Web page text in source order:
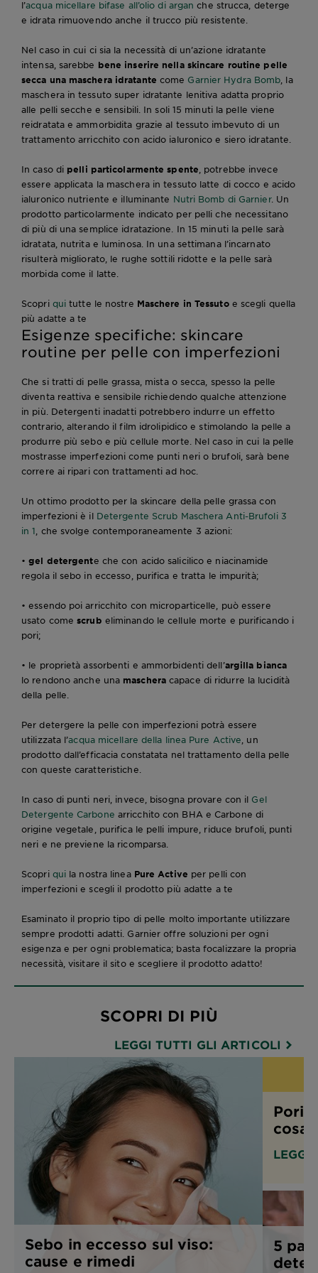
l’acqua micellare bifase all’olio di argan che strucca, deterge
e idrata rimuovendo anche il trucco più resistente.
Nel caso in cui ci sia la necessità di un’azione idratante
intensa, sarebbe bene inserire nella skincare routine pelle
secca una maschera idratante come Garnier Hydra Bomb , la
maschera in tessuto super idratante lenitiva adatta proprio
alle pelli secche e sensibili. In soli 15 minuti la pelle viene
reidratata e ammorbidita grazie al tessuto imbevuto di un
trattamento arricchito con acido ialuronico e siero idratante.
In caso di pelli particolarmente spente , potrebbe invece
essere applicata la maschera in tessuto latte di cocco e acido
ialuronico nutriente e illuminante Nutri Bomb di Garnier. Un
prodotto particolarmente indicato per pelli che necessitano
di più di una semplice idratazione. In 15 minuti la pelle sarà
idratata, nutrita e luminosa. In una settimana l’incarnato
risulterà migliorato, le rughe sottili ridotte e la pelle sarà
morbida come il latte.
Scopri qui tutte le nostre Maschere in Tessutoe scegli quella
più adatte a te
Esigenze specifiche: skincare
routine per pelle con imperfezioni
Che si tratti di pelle grassa, mista o secca, spesso la pelle
diventa reattiva e sensibile richiedendo qualche attenzione
in più. Detergenti inadatti potrebbero indurre un effetto
contrario, alterando il film idrolipidico e stimolando la pelle a
produrre più sebo e più cellule morte. Nel caso in cui la pelle
mostrasse imperfezioni come punti neri o brufoli, sarà bene
correre ai ripari con trattamenti ad hoc.
Un ottimo prodotto per la skincare della pelle grassa con
imperfezioni è il Detergente Scrub Maschera Anti-Brufoli 3
in 1 , che svolge contemporaneamente 3 azioni:
•gel detergente che con acido salicilico e niacinamide
regola il sebo in eccesso, purifica e tratta le impurità;
• essendo poi arricchito con microparticelle, può essere
usato come scrub eliminando le cellule morte e purificando i
pori;
• le proprietà assorbenti e ammorbidenti dell’argilla bianca
lo rendono anche una mascheracapace di ridurre la lucidità
della pelle.
Per detergere la pelle con imperfezioni potrà essere
utilizzata l’acqua micellare della linea Pure Active , un
prodotto dall’efficacia constatata nel trattamento della pelle
con queste caratteristiche.
In caso di punti neri, invece, bisogna provare con il Gel
Detergente Carbone arricchito con BHA e Carbone di
origine vegetale, purifica le pelli impure, riduce brufoli, punti
neri e ne previene la ricomparsa.
Scopri qui la nostra linea Pure Active per pelli con
imperfezioni e scegli il prodotto più adatte a te
Esaminato il proprio tipo di pelle molto importante utilizzare
sempre prodotti adatti. Garnier offre soluzioni per ogni
esigenza e per ogni problematica; basta focalizzare la propria
necessità, visitare il sito e scegliere il prodotto adatto!
SCOPRI DI PIÙ
LEGGI TUTTI GLI ARTICOLI
Sebo in eccesso sul viso:
cause e rimedi
Pori
cosa
LEGGI
5